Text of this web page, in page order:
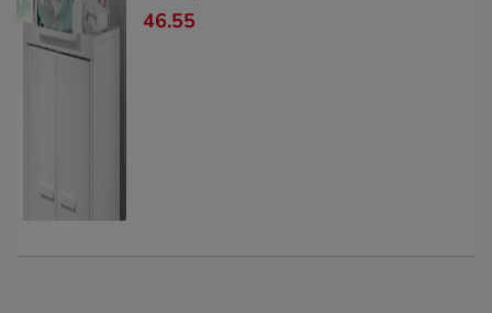
46.55